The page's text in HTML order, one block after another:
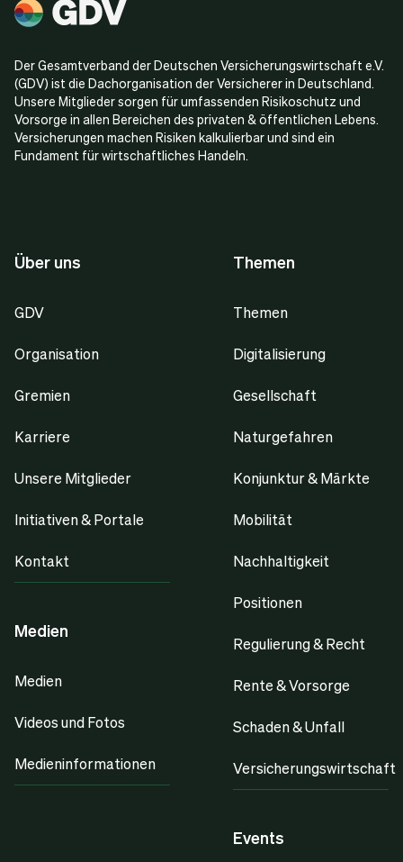
Der Gesamtverband der Deutschen Versicherungswirtschaft e.V.
(GDV) ist die Dachorganisation der Versicherer in Deutschland.
Unsere Mitglieder sorgen für umfassenden Risikoschutz und
Vorsorge in allen Bereichen des privaten & öffentlichen Lebens.
Versicherungen machen Risiken kalkulierbar und sind ein
Fundament für wirtschaftliches Handeln.
Über uns
GDV
Organisation
Gremien
Karriere
Unsere Mitglieder
Initiativen & Portale
Kontakt
Medien
Medien
Videos und Fotos
Medieninformationen
Themen
Themen
Digitalisierung
Gesellschaft
Naturgefahren
Konjunktur & Märkte
Mobilität
Nachhaltigkeit
Positionen
Regulierung & Recht
Rente & Vorsorge
Schaden & Unfall
Versicherungswirtschaft
Events